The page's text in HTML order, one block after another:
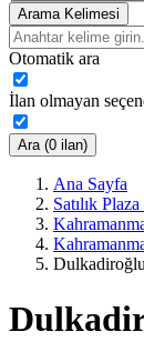
Arama Kelimesi
Otomatik ara
İlan olmayan
Ara (0 ilan)
Ana Sayfa
Satılık